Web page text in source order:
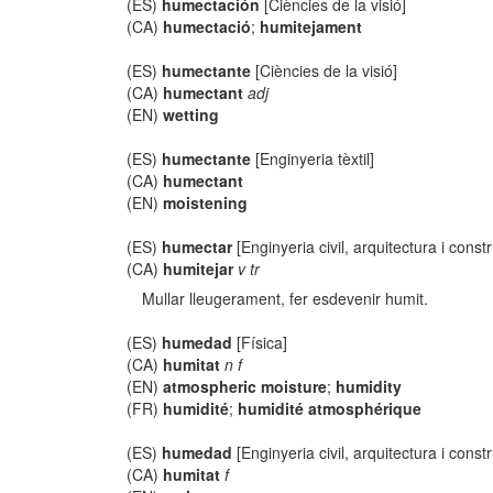
(ES) humectación [Ciències de la visió]
(CA) humectació; humitejament
(ES) humectante [Ciències de la visió]
(CA) humectant adj
(EN)wetting
(ES) humectante [Enginyeria tèxtil]
(CA) humectant
(EN)moistening
(ES) humectar[Enginyeria civil, arquitectura i
(CA) humitejar v tr
Mullar lleugerament, fer esdevenir humit.
(ES) humedad [Física]
(CA) humitat n f
(EN)atmospheric moisture; humidity
(FR) humidité; humidité atmosphérique
(ES) humedad [Enginyeria civil, arquitectura i
(CA) humitat f